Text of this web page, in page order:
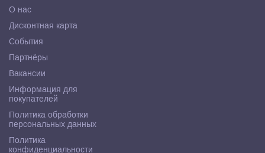
О нас
Дисконтная карта
События
Партнёры
Вакансии
Информация для
покупателей
Политика обработки
персональных данных
Политика
конфиденциальности